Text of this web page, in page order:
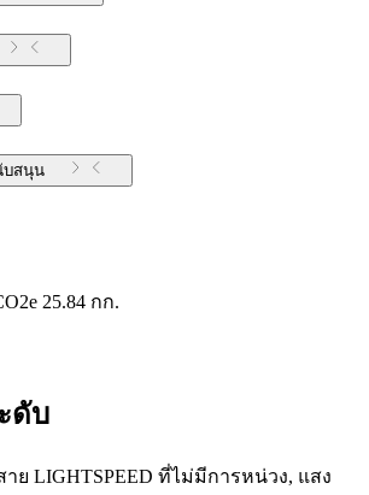
การสนับสนุน
25.84 กก.
ดับ
ย LIGHTSPEED ที่ไม่มีการหน่วง, แสง